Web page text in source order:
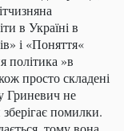
в Україні в
і «Поняття«
політика »в
просто складені
Гриневич не
помилки.